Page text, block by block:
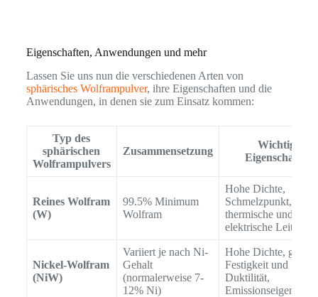
Eigenschaften, Anwendungen und mehr
Lassen Sie uns nun die verschiedenen Arten von
sphärisches Wolframpulver, ihre Eigenschaften und die
Anwendungen, in denen sie zum Einsatz kommen:
Typ des
sphärischen
Wolframpulvers
Zusammensetzung
Wichtige
Eigenschaften
Reines Wolfram
(W)
99.5% Minimum
Wolfram
Hohe Dichte,
Schmelzpunkt,
thermische und
elektrische
Nickel-Wolfram
(NiW)
Variiert je nach Ni-
Gehalt
(normalerweise 7-
12% Ni)
Hohe Dichte, gute
Festigkeit und
Duktilität,